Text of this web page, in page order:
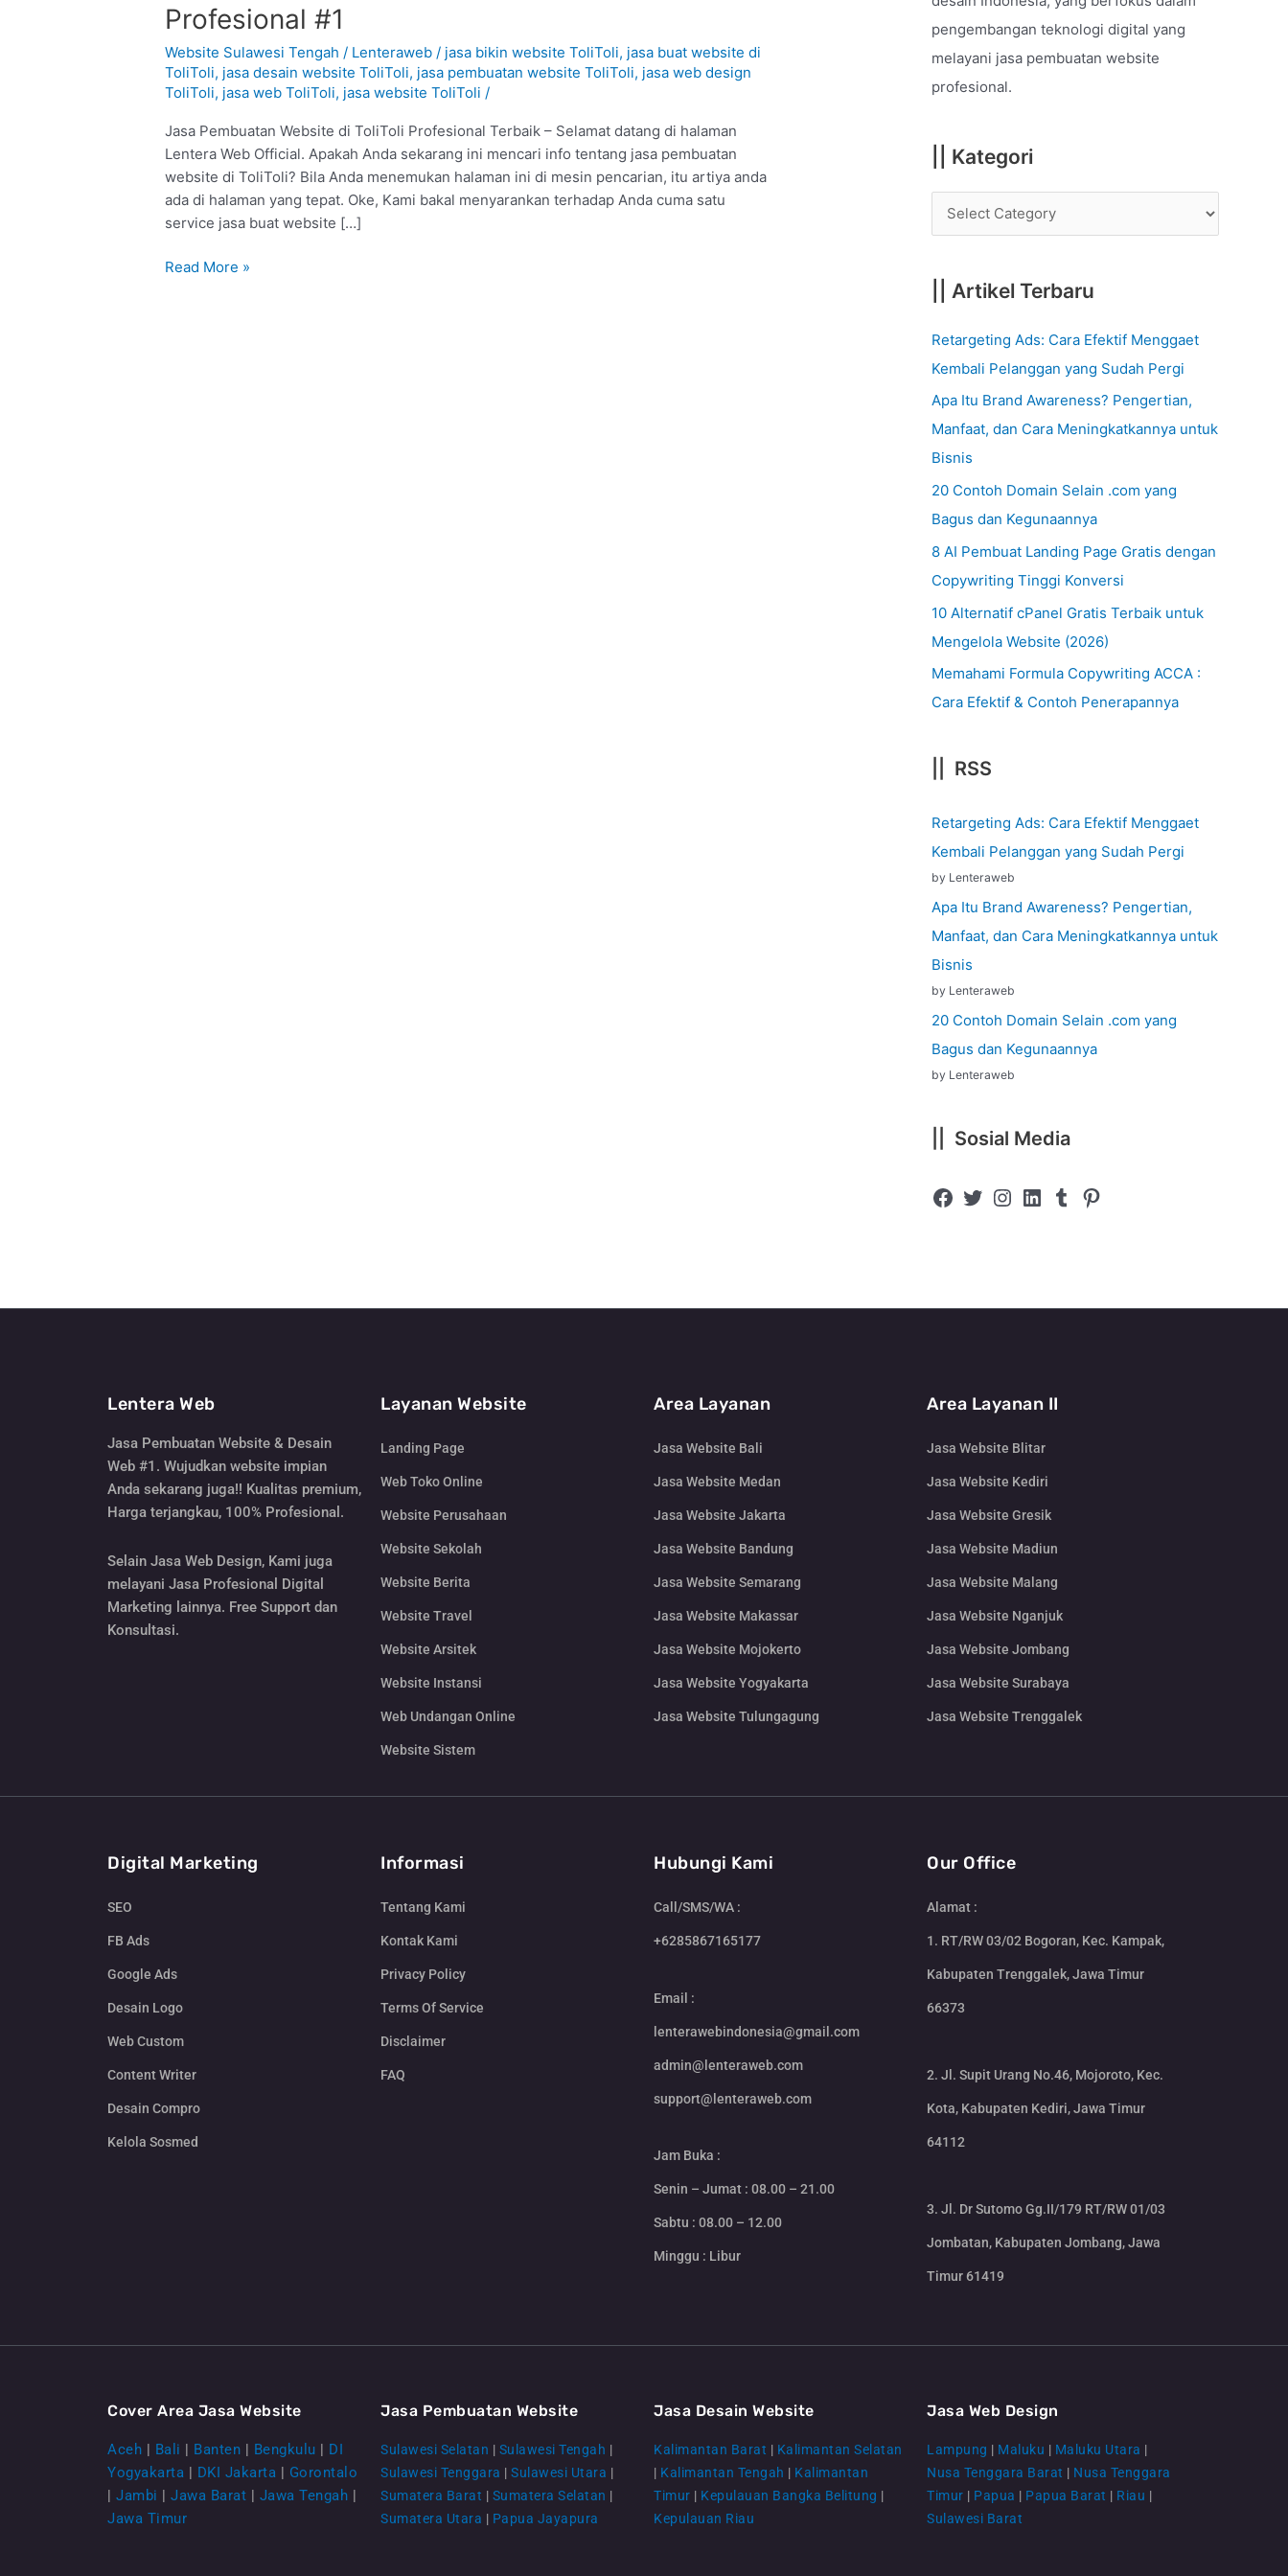
Profesional #1
Website Sulawesi Tengah / Lenteraweb/ jasa bikin website ToliToli, jasa buat website di
ToliToli, jasa desain website ToliToli, jasa pembuatan website ToliToli, jasa web design
ToliToli, jasa web ToliToli, jasa website ToliToli /
Jasa Pembuatan Website di ToliToli Profesional Terbaik – Selamat datang di halaman
Lentera Web Official. Apakah Anda sekarang ini mencari info tentang jasa pembuatan
website di ToliToli? Bila Anda menemukan halaman ini di mesin pencarian, itu artiya anda
ada di halaman yang tepat. Oke, Kami bakal menyarankan terhadap Anda cuma satu
service jasa buat website […]
Website
di
ToliToli
:
#1
Read More »
o
r
:
pengembangan teknologi digital yang
melayani jasa pembuatan website
profesional.
|| Kategori
|| Artikel Terbaru
Retargeting Ads: Cara Efektif Menggaet
Kembali Pelanggan yang Sudah Pergi
Apa Itu Brand Awareness? Pengertian,
Manfaat, dan Cara Meningkatkannya untuk
Bisnis
20 Contoh Domain Selain .com yang
Bagus dan Kegunaannya
8 AI Pembuat Landing Page Gratis dengan
Copywriting Tinggi Konversi
10 Alternatif cPanel Gratis Terbaik untuk
Mengelola Website (2026)
Memahami Formula Copywriting ACCA :
Cara Efektif & Contoh Penerapannya
|| RSS
Retargeting Ads: Cara Efektif Menggaet
Kembali Pelanggan yang Sudah Pergi
by Lenteraweb
Apa Itu Brand Awareness? Pengertian,
Manfaat, dan Cara Meningkatkannya untuk
Bisnis
by Lenteraweb
20 Contoh Domain Selain .com yang
Bagus dan Kegunaannya
by Lenteraweb
|| Sosial Media
Lentera Web
Jasa Pembuatan Website & Desain
Web #1. Wujudkan website impian
Anda sekarang juga!! Kualitas premium,
Harga terjangkau, 100% Profesional.
Selain Jasa Web Design, Kami juga
melayani Jasa Profesional Digital
Marketing lainnya. Free Support dan
Konsultasi.
Layanan Website
Landing Page
Web Toko Online
Website Perusahaan
Website Sekolah
Website Berita
Website Travel
Website Arsitek
Website Instansi
Web Undangan Online
Website Sistem
Area Layanan
Jasa Website Bali
Jasa Website Medan
Jasa Website Jakarta
Jasa Website Bandung
Jasa Website Semarang
Jasa Website Makassar
Jasa Website Mojokerto
Jasa Website Yogyakarta
Jasa Website Tulungagung
Area Layanan II
Jasa Website Blitar
Jasa Website Kediri
Jasa Website Gresik
Jasa Website Madiun
Jasa Website Malang
Jasa Website Nganjuk
Jasa Website Jombang
Jasa Website Surabaya
Jasa Website Trenggalek
Digital Marketing
SEO
FB Ads
Google Ads
Desain Logo
Web Custom
Content Writer
Desain Compro
Kelola Sosmed
Informasi
Tentang Kami
Kontak Kami
Privacy Policy
Terms Of Service
Disclaimer
FAQ
Hubungi Kami
Call/SMS/WA :
+6285867165177
Email :
lenterawebindonesia@gmail.com
admin@lenteraweb.com
support@lenteraweb.com
Jam Buka :
Senin – Jumat : 08.00 – 21.00
Sabtu : 08.00 – 12.00
Minggu : Libur
Our Office
Alamat :
1. RT/RW 03/02 Bogoran, Kec. Kampak,
Kabupaten Trenggalek, Jawa Timur
66373
2. Jl. Supit Urang No.46, Mojoroto, Kec.
Kota, Kabupaten Kediri, Jawa Timur
64112
3. Jl. Dr Sutomo Gg.II/179 RT/RW 01/03
Jombatan, Kabupaten Jombang, Jawa
Timur 61419
Cover Area Jasa Website
Aceh | Bali | Banten | Bengkulu | DI
Yogyakarta | DKI Jakarta | Gorontalo
| Jambi | Jawa Barat | Jawa Tengah |
Jawa Timur
Jasa Pembuatan Website
Sulawesi Selatan | Sulawesi Tengah |
Sulawesi Tenggara | Sulawesi Utara |
Sumatera Barat | Sumatera Selatan |
Sumatera Utara | Papua Jayapura
Jasa Desain Website
Kalimantan Barat | Kalimantan Selatan
| Kalimantan Tengah | Kalimantan
Timur | Kepulauan Bangka Belitung |
Kepulauan Riau
Jasa Web Design
Lampung | Maluku | Maluku Utara |
Nusa Tenggara Barat | Nusa Tenggara
Timur | Papua | Papua Barat | Riau |
Sulawesi Barat